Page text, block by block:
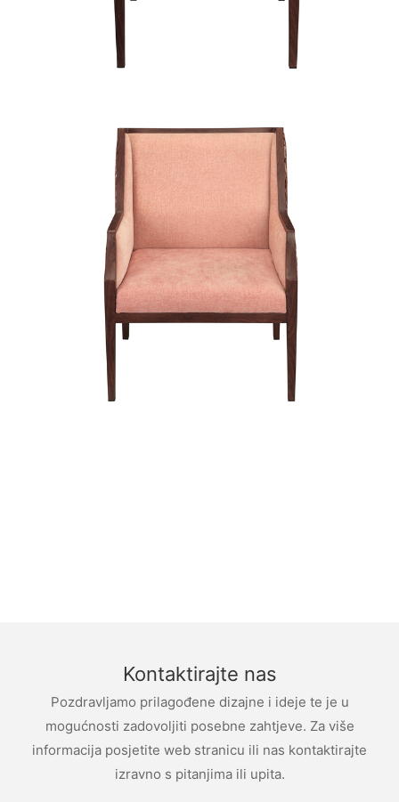
Kontaktirajte nas
Pozdravljamo prilagođene dizajne i ideje te je u
mogućnosti zadovoljiti posebne zahtjeve. Za više
informacija posjetite web stranicu ili nas kontaktirajte
izravno s pitanjima ili upita.